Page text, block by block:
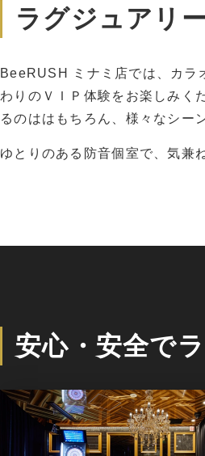
ラグジュアリ
BeeRUSH ミナミ店では、カラ
わりのＶＩＰ体験をお楽しみく
るのははもちろん、様々なシー
ゆとりのある防音個室で、気兼
安心・安全で